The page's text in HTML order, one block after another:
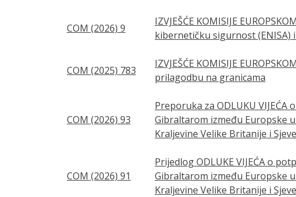
COM (2026) 9
IZVJEŠĆE KOMISIJE
kibernetičku sigurnost
COM (2025) 783
IZVJEŠĆE KOMISIJE
prilagodbu na granicama
COM (2026) 93
Preporuka za ODLUKU
Gibraltarom između Europske
Kraljevine Velike Britanije i
COM (2026) 91
Prijedlog ODLUKE VIJEĆA o
Gibraltarom između Europske
Kraljevine Velike Britanije i